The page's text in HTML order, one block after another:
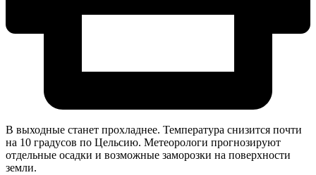
В выходные станет прохладнее. Температура снизится почти
на 10 градусов по Цельсию. Метеорологи прогнозируют
отдельные осадки и возможные заморозки на поверхности
земли.